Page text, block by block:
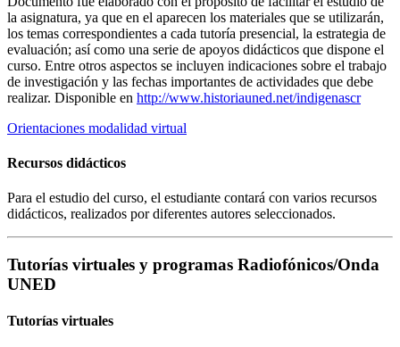
la asignatura, ya que en el aparecen los materiales que se utilizarán,
los temas correspondientes a cada tutoría presencial, la estrategia de
evaluación; así como una serie de apoyos didácticos que dispone el
curso. Entre otros aspectos se incluyen indicaciones sobre el trabajo
de investigación y las fechas importantes de actividades que debe
realizar. Disponible en http://www.historiauned.net/indigenascr
Orientaciones modalidad virtual
Recursos didácticos
Para el estudio del curso, el estudiante contará con varios recursos
didácticos, realizados por diferentes autores seleccionados.
Tutorías virtuales y programas Radiofónicos/Onda
UNED
Tutorías virtuales